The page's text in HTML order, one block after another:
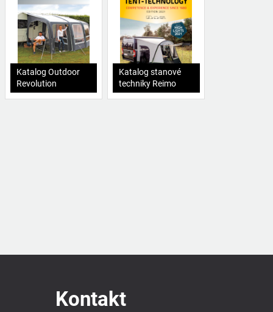
Katalog Outdoor
Revolution
Katalog stanové
techniky Reimo
Kontakt